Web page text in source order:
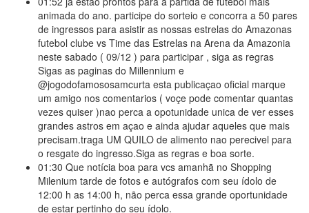
animada do ano. participe do sorteio e concorra a 50 pares
de ingressos para asistir as nossas estrelas do Amazonas
futebol clube vs Time das Estrelas na Arena da Amazonia
neste sabado ( 09/12 ) para participar , siga as regras
Sigas as paginas do Millennium e
@jogodofamososamcurta esta publicaçao oficial marque
um amigo nos comentarios ( voçe pode comentar quantas
vezes quiser )nao perca a opotunidade unica de ver esses
grandes astros em açao e ainda ajudar aqueles que mais
precisam.traga UM QUILO de alimento nao perecivel para
o resgate do ingresso.Siga as regras e boa sorte.
01:30 Que notícia boa para vcs amanhã no Shopping
Milenium tarde de fotos e autógrafos com seu ídolo de
12:00 h as 14:00 h, não perca essa grande oportunidade
de estar pertinho do seu ídolo.